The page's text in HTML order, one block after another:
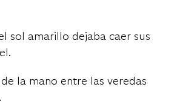
sol amarillo dejaba caer sus
la mano entre las veredas